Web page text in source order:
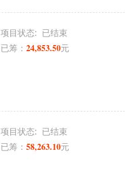
项目状态: 已结束
已筹： 24,853.50元
项目状态: 已结束
已筹： 58,263.10元